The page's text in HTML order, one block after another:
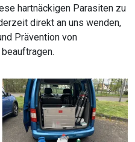
hartnäckigen Parasiten zu
direkt an uns wenden,
Prävention von